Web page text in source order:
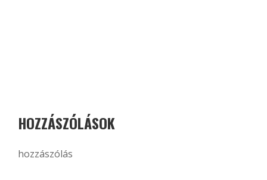
HOZZÁSZÓLÁSOK
hozzászólás